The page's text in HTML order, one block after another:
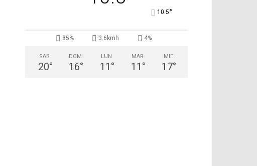
10.5°
85% 3.6kmh 4%
SAB
20°
DOM
16°
LUN
11 °
MAR
11 °
MIE
17°